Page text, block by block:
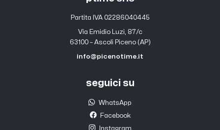
Partita IVA 02286040445
Via Emidio Luzi, 87/c
63100 – Ascoli Piceno (AP)
info@picenotime.it
seguici su
WhatsApp
Facebook
Instagram